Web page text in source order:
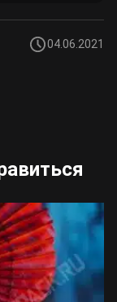
04.06.2021